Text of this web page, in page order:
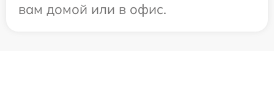
вам домой или в офис.